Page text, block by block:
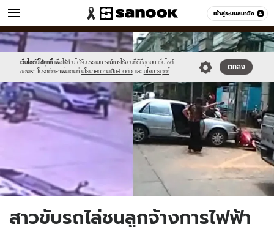
เข้าสู่ระบบสมาชิก
ข่าว หมวดอื่นๆ
เว็บไซต์นี้ใช้คุกกี้ เพื่อให้ท่านได้รับประสบการณ์การใช้งานที่ดีที่สุดบน เว็บไซต์
ของเรา โปรดศึกษาเพิ่มเติมที่ นโยบายความเป็นส่วนตัว และ นโยบายคุกกี้
ตกลง
Sanook
//s.isanook.com/sr/0/images/logo-
new-
sanook.png
600
60
//s.isanook.com/ns/0/ud/363/1818871/qwqefdfg.jpg
สาวขับรถไล่ชนลูกจ้างการไฟฟ้า